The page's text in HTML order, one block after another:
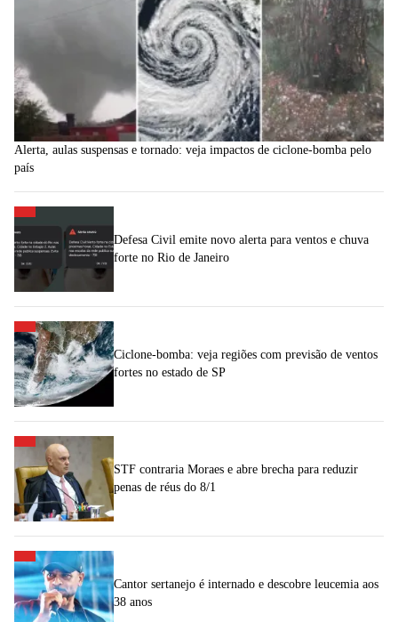
Alerta, aulas suspensas e tornado: veja impactos de ciclone-bomba pelo
país
Defesa Civil emite novo alerta para ventos e chuva
forte no Rio de Janeiro
Ciclone-bomba: veja regiões com previsão de ventos
fortes no estado de SP
STF contraria Moraes e abre brecha para reduzir
penas de réus do 8/1
Cantor sertanejo é internado e descobre leucemia aos
38 anos